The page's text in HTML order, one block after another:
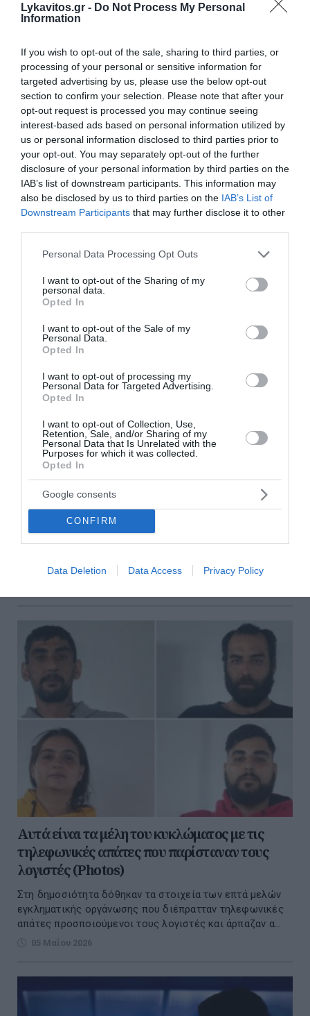
Lykavitos.gr - Do Not Process My Personal
Information
If you wish to opt-out of the sale, sharing to third parties, or
processing of your personal or sensitive information for
targeted advertising by us, please use the below opt-out
section to confirm your selection. Please note that after your
opt-out request is processed you may continue seeing
interest-based ads based on personal information utilized by
us or personal information disclosed to third parties prior to
your opt-out. You may separately opt-out of the further
disclosure of your personal information by third parties on the
IAB’s list of downstream participants. This information may
also be disclosed by us to third parties on the IAB’s List of
Downstream Participants that may further disclose it to other
Please note that this website/app uses one or more Google
not limited to your visit or usage behaviour. You may click to
grant or deny consent to Google and its third-party tags to
use your data for below specified purposes in below Google
consent section.
Personal Data Processing Opt Outs
I want to opt-out of the Sharing of my
personal data.
Opted In
I want to opt-out of the Sale of my
Personal Data.
Opted In
I want to opt-out of processing my
Personal Data for Targeted Advertising.
Opted In
I want to opt-out of Collection, Use,
Retention, Sale, and/or Sharing of my
Personal Data that Is Unrelated with the
Purposes for which it was collected.
Opted In
Google consents
CONFIRM
Data Deletion Data Access Privacy Policy
ΟΠΕΚΕΠΕ: Στη φυλακή ο λογιστής του
κυκλώματος στην Κρήτη – Ελεύθερα 21 άτομα
Μετά από μαραθώνιες απολογίες που διήρκησαν σχεδόν
20 ώρες και ολοκληρώθηκαν στις πέντε το πρωί, το
δρόμο για τη φυλακή πήρε μόνο ένας λογιστής που φέ...
31 Μαΐου 2026
Κιλκίς: Εξαρθρώθηκε κύκλωμα παράνομου
στοιχηματισμού – Πάνω από 170.000 ευρώ η
λεία, πέντε συλλήψεις
Από αστυνομικούς της Υποδιεύθυνσης Αντιμετώπισης
δραστηριο...
Αυτά είναι τα μέλη του κυκλώματος με τις
τηλεφωνικές απάτες που παρίσταναν τους
λογιστές (Photos)
Στη δημοσιότητα δόθηκαν τα στοιχεία των επτά μελών
εγκληματικής οργάνωσης που διέπρατταν τηλεφωνικές
απάτες προσποιούμενοι τους λογιστές και άρπαζαν α...
05 Μαΐου 2026